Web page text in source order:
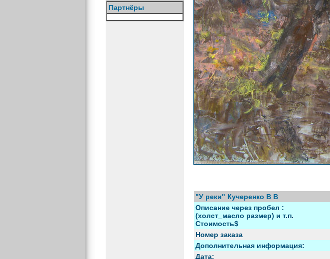
Партнёры
"У реки" Кучеренко В В
Описание через пробел :
(холст_масло размер) и т.п.
Стоимость$
Номер заказа
Дополнительная информация:
Дата: